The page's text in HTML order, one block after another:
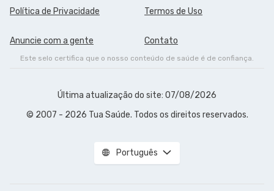
Política de Privacidade Termos de Uso
Anuncie com a gente Contato
Este selo certifica que o nosso conteúdo de saúde é de
confiança.
Última atualização do site: 07/08/2026
© 2007 - 2026 Tua Saúde. Todos os direitos reservados.
Português